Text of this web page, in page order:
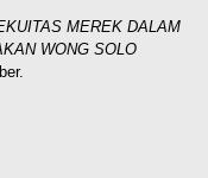
MEREK DALAM
WONG SOLO